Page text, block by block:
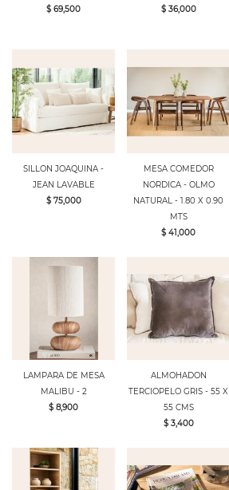
$ 69,500
$ 36,000
SILLON JOAQUINA -
JEAN LAVABLE
$ 75,000
MESA COMEDOR
NORDICA - OLMO
NATURAL - 1.80 X 0.90
MTS
$ 41,000
LAMPARA DE MESA
MALIBU - 2
$ 8,900
ALMOHADON
TERCIOPELO GRIS - 55 X
55 CMS
$ 3,400